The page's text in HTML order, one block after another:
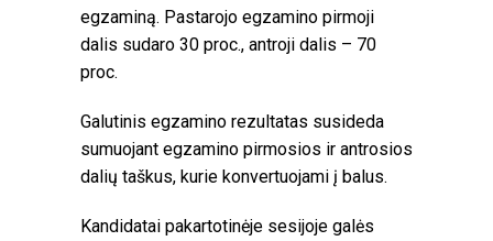
egzaminą. Pastarojo egzamino pirmoji
dalis sudaro 30 proc., antroji dalis – 70
proc.
Galutinis egzamino rezultatas susideda
sumuojant egzamino pirmosios ir antrosios
dalių taškus, kurie konvertuojami į balus.
Kandidatai pakartotinėje sesijoje galės